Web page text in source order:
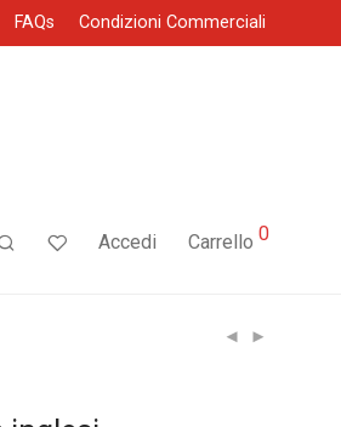
FAQs Condizioni Commerciali
Accedi Carrello 0